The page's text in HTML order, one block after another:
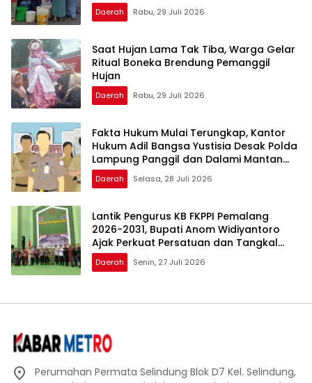
Daerah Rabu, 29 Juli 2026
Saat Hujan Lama Tak Tiba, Warga Gelar
Ritual Boneka Brendung Pemanggil
Hujan
Daerah Rabu, 29 Juli 2026
Fakta Hukum Mulai Terungkap, Kantor
Hukum Adil Bangsa Yustisia Desak Polda
Lampung Panggil dan Dalami Mantan
Walikota Metro
Daerah Selasa, 28 Juli 2026
Lantik Pengurus KB FKPPI Pemalang
2026-2031, Bupati Anom Widiyantoro
Ajak Perkuat Persatuan dan Tangkal
Hoaks
Daerah Senin, 27 Juli 2026
Perumahan Permata Selindung Blok D7 Kel. Selindung,